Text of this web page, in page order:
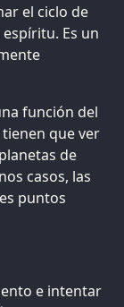
el ciclo de
Es un
función del
que ver
de
casos, las
puntos
e intentar